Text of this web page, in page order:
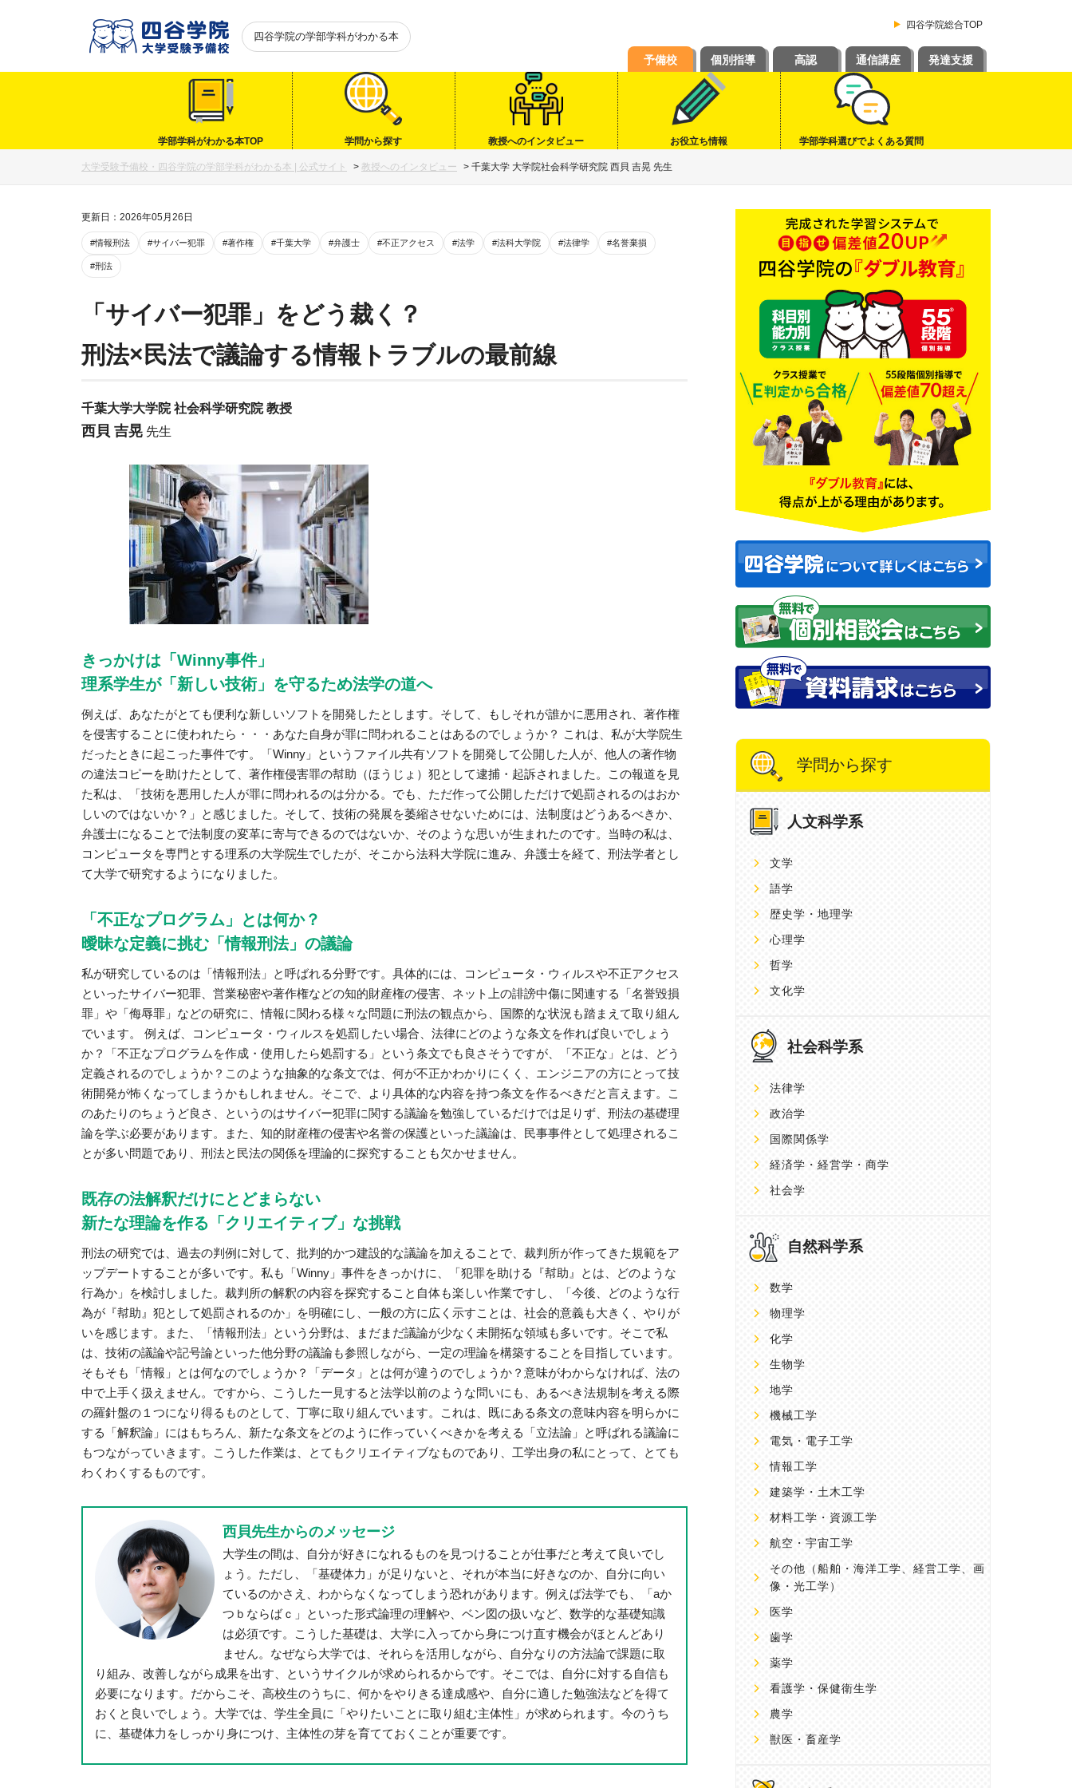
四谷学院の学部学科がわかる本
四谷学院総合TOP
予備校 個別指導 高認 通信講座 発達支援
学部学科がわかる本TOP 学問から探す 教授へのインタビュー お役立ち情報 学部学科選びでよくある質問
大学受験予備校・四谷学院の学部学科がわかる本 | 公式サイト > 教授へのインタビュー > 千葉大学 大学院社会科学研究院 西貝 吉晃 先生
更新日：2026年05月26日
#情報刑法 #サイバー犯罪 #著作権 #千葉大学 #弁護士 #不正アクセス #法学 #法科大学院 #法律学 #名誉棄損
#刑法
「サイバー犯罪」をどう裁く？
刑法×民法で議論する情報トラブルの最前線
千葉大学大学院 社会科学研究院 教授
西貝 吉晃 先生
きっかけは「Winny事件」
理系学生が「新しい技術」を守るため法学の道へ
例えば、あなたがとても便利な新しいソフトを開発したとします。そして、もしそれが誰かに悪用され、著作権
を侵害することに使われたら・・・あなた自身が罪に問われることはあるのでしょうか？ これは、私が大学院生
だったときに起こった事件です。「Winny」というファイル共有ソフトを開発して公開した人が、他人の著作物
の違法コピーを助けたとして、著作権侵害罪の幇助（ほうじょ）犯として逮捕・起訴されました。この報道を見
た私は、「技術を悪用した人が罪に問われるのは分かる。でも、ただ作って公開しただけで処罰されるのはおか
しいのではないか？」と感じました。そして、技術の発展を萎縮させないためには、法制度はどうあるべきか、
弁護士になることで法制度の変革に寄与できるのではないか、そのような思いが生まれたのです。当時の私は、
コンピュータを専門とする理系の大学院生でしたが、そこから法科大学院に進み、弁護士を経て、刑法学者とし
て大学で研究するようになりました。
「不正なプログラム」とは何か？
曖昧な定義に挑む「情報刑法」の議論
私が研究しているのは「情報刑法」と呼ばれる分野です。具体的には、コンピュータ・ウィルスや不正アクセス
といったサイバー犯罪、営業秘密や著作権などの知的財産権の侵害、ネット上の誹謗中傷に関連する「名誉毀損
罪」や「侮辱罪」などの研究に、情報に関わる様々な問題に刑法の観点から、国際的な状況も踏まえて取り組ん
でいます。 例えば、コンピュータ・ウィルスを処罰したい場合、法律にどのような条文を作れば良いでしょう
か？「不正なプログラムを作成・使用したら処罰する」という条文でも良さそうですが、「不正な」とは、どう
定義されるのでしょうか？このような抽象的な条文では、何が不正かわかりにくく、エンジニアの方にとって技
術開発が怖くなってしまうかもしれません。そこで、より具体的な内容を持つ条文を作るべきだと言えます。こ
のあたりのちょうど良さ、というのはサイバー犯罪に関する議論を勉強しているだけでは足りず、刑法の基礎理
論を学ぶ必要があります。また、知的財産権の侵害や名誉の保護といった議論は、民事事件として処理されるこ
とが多い問題であり、刑法と民法の関係を理論的に探究することも欠かせません。
既存の法解釈だけにとどまらない
新たな理論を作る「クリエイティブ」な挑戦
刑法の研究では、過去の判例に対して、批判的かつ建設的な議論を加えることで、裁判所が作ってきた規範をア
ップデートすることが多いです。私も「Winny」事件をきっかけに、「犯罪を助ける『幇助』とは、どのような
行為か」を検討しました。裁判所の解釈の内容を探究すること自体も楽しい作業ですし、「今後、どのような行
為が『幇助』犯として処罰されるのか」を明確にし、一般の方に広く示すことは、社会的意義も大きく、やりが
いを感じます。また、「情報刑法」という分野は、まだまだ議論が少なく未開拓な領域も多いです。そこで私
は、技術の議論や記号論といった他分野の議論も参照しながら、一定の理論を構築することを目指しています。
そもそも「情報」とは何なのでしょうか？「データ」とは何が違うのでしょうか？意味がわからなければ、法の
中で上手く扱えません。ですから、こうした一見すると法学以前のような問いにも、あるべき法規制を考える際
の羅針盤の１つになり得るものとして、丁寧に取り組んでいます。これは、既にある条文の意味内容を明らかに
する「解釈論」にはもちろん、新たな条文をどのように作っていくべきかを考える「立法論」と呼ばれる議論に
もつながっていきます。こうした作業は、とてもクリエイティブなものであり、工学出身の私にとって、とても
わくわくするものです。
西貝先生からのメッセージ
大学生の間は、自分が好きになれるものを見つけることが仕事だと考えて良いでし
ょう。ただし、「基礎体力」が足りないと、それが本当に好きなのか、自分に向い
ているのかさえ、わからなくなってしまう恐れがあります。例えば法学でも、「aか
つｂならばｃ」といった形式論理の理解や、ベン図の扱いなど、数学的な基礎知識
は必須です。こうした基礎は、大学に入ってから身につけ直す機会がほとんどあり
ません。なぜなら大学では、それらを活用しながら、自分なりの方法論で課題に取
り組み、改善しながら成果を出す、というサイクルが求められるからです。そこでは、自分に対する自信も
必要になります。だからこそ、高校生のうちに、何かをやりきる達成感や、自分に適した勉強法などを得て
おくと良いでしょう。大学では、学生全員に「やりたいことに取り組む主体性」が求められます。今のうち
に、基礎体力をしっかり身につけ、主体性の芽を育てておくことが重要です。
学問から探す
人文科学系
文学
語学
歴史学・地理学
心理学
哲学
文化学
社会科学系
法律学
政治学
国際関係学
経済学・経営学・商学
社会学
自然科学系
数学
物理学
化学
生物学
地学
機械工学
電気・電子工学
情報工学
建築学・土木工学
材料工学・資源工学
航空・宇宙工学
その他 （船舶・海洋工学、経営工学、画
像・光工学）
医学
歯学
薬学
看護学・保健衛生学
農学
獣医・畜産学